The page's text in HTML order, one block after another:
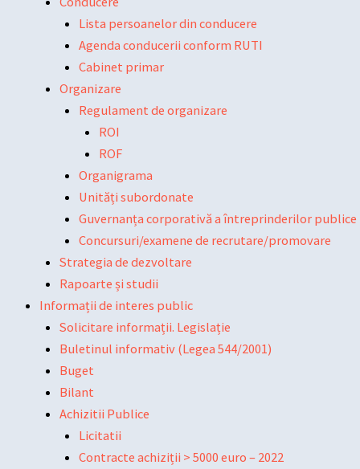
Lista persoanelor din conducere
Agenda conducerii conform RUTI
Cabinet primar
Organizare
Regulament de organizare
ROI
ROF
Organigrama
Unități subordonate
Guvernanța corporativă a întreprinderilor publice
Concursuri/examene de recrutare/promovare
Strategia de dezvoltare
Rapoarte și studii
Informații de interes public
Solicitare informații. Legislație
Buletinul informativ (Legea 544/2001)
Buget
Bilant
Achizitii Publice
Licitatii
Contracte achiziții > 5000 euro – 2022